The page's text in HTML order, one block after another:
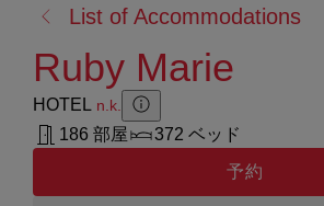
る:
List of Accommodations
Ruby Marie
HOTEL n.k.
Zusatzinformation anzeigen
Zusatzinformation ausblenden
186 部屋
372 ベッド
予約